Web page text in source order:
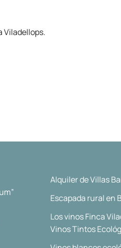
Viladellops.
Alquiler de Villas
Escapada rural en
Los vinos Finca
Vinos Tintos